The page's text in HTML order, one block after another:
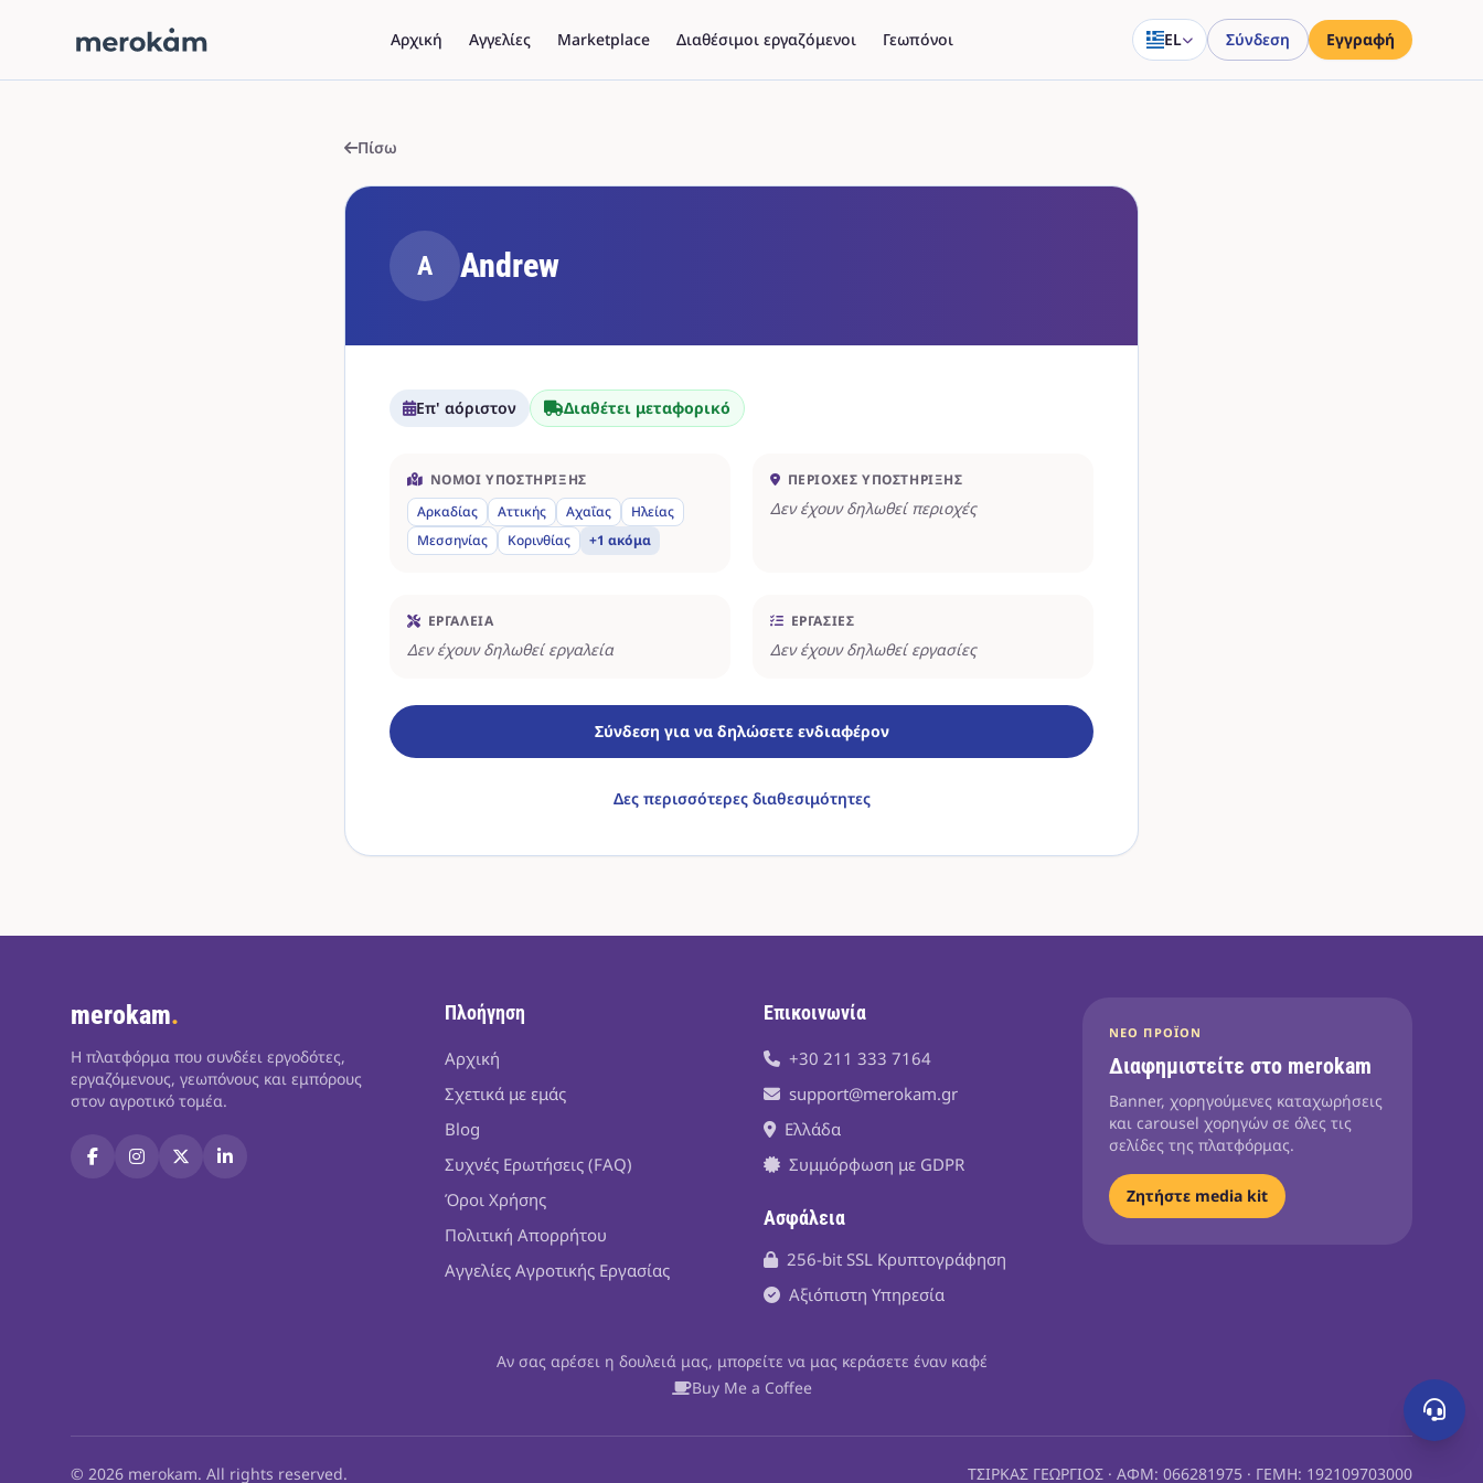
Αρχική Αγγελίες Marketplace Διαθέσιμοι εργαζόμενοι Γεωπόνοι EL Σύνδεση Εγγραφή
Πίσω
A Andrew
Επ' αόριστον Διαθέτει μεταφορικό
ΝΟΜΟΊ ΥΠΟΣΤΉΡΙΞΗΣ
Αρκαδίας
Αττικής Αχαΐας
Ηλείας
Μεσσηνίας
Κορινθίας +1 ακόμα
ΠΕΡΙΟΧΈΣ ΥΠΟΣΤΉΡΙΞΗΣ
Δεν έχουν δηλωθεί περιοχές
ΕΡΓΑΛΕΊΑ
Δεν έχουν δηλωθεί εργαλεία
ΕΡΓΑΣΊΕΣ
Δεν έχουν δηλωθεί εργασίες
Σύνδεση για να δηλώσετε ενδιαφέρον
Δες περισσότερες διαθεσιμότητες
merokam.
Η πλατφόρμα που συνδέει εργοδότες,
εργαζόμενους, γεωπόνους και εμπόρους
στον αγροτικό τομέα.
Πλοήγηση
Αρχική
Σχετικά με εμάς
Blog
Συχνές Ερωτήσεις (FAQ)
Όροι Χρήσης
Πολιτική Απορρήτου
Αγγελίες Αγροτικής Εργασίας
Επικοινωνία
+30 211 333 7164
support@merokam.gr
Ελλάδα
Συμμόρφωση με GDPR
Ασφάλεια
256-bit SSL Κρυπτογράφηση
Αξιόπιστη Υπηρεσία
ΝΈΟ ΠΡΟΪΌΝ
Διαφημιστείτε στο merokam
Banner, χορηγούμενες καταχωρήσεις
και carousel χορηγών σε όλες τις
σελίδες της πλατφόρμας.
Ζητήστε media kit
Αν σας αρέσει η δουλειά μας, μπορείτε να μας κεράσετε έναν καφέ
Buy Me a Coffee
© 2026 merokam. All rights reserved. ΤΣΙΡΚΑΣ ΓΕΩΡΓΙΟΣ · ΑΦΜ: 066281975 · ΓΕΜΗ: 192109703000